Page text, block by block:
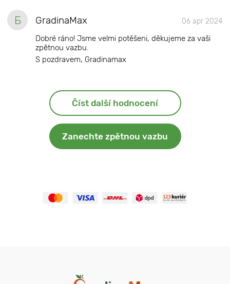
Б GradinaMax 06 apr 2024
Dobré ráno! Jsme velmi potěšeni, děkujeme za vaši
zpětnou vazbu.
S pozdravem, Gradinamax
Číst další hodnocení
Zanechte zpětnou vazbu